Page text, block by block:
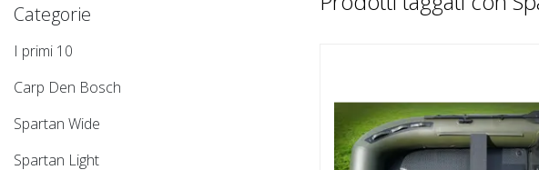
Categorie
I primi 10
Carp Den Bosch
Spartan Wide
Spartan Light